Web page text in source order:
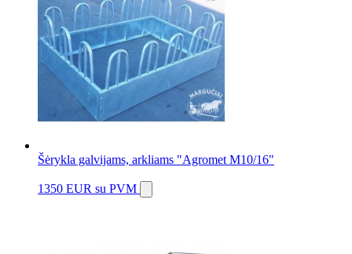
Šėrykla galvijams, arkliams "Agromet M10/16"
1350 EUR su PVM